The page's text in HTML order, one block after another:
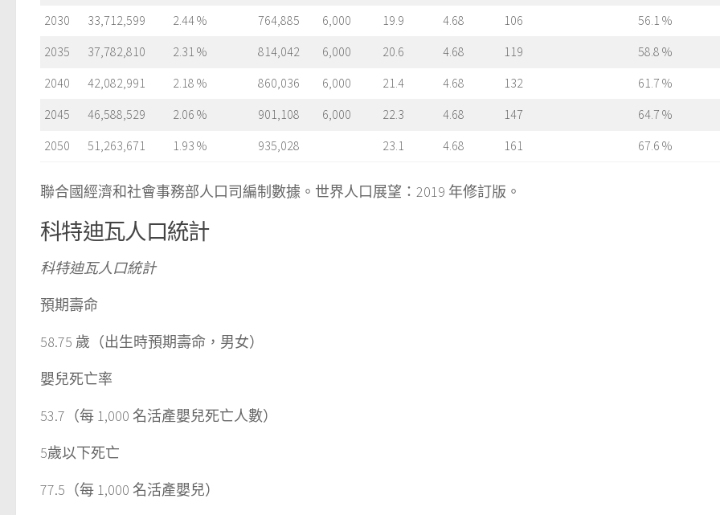
2030 33,712,599 2.44 % 764,885 6,000 19.9 4.68 106 56.1 %
2035 37,782,810 2.31 % 814,042 6,000 20.6 4.68 119 58.8 %
2040 42,082,991 2.18 % 860,036 6,000 21.4 4.68 132 61.7 %
2045 46,588,529 2.06 % 901,108 6,000 22.3 4.68 147 64.7 %
2050 51,263,671 1.93 % 935,028 23.1 4.68 161 67.6 %
聯合國經濟和社會事務部人口司編制數據。世界人口展望：2019 年修訂版。
科特迪瓦人口統計
科特迪瓦人口統計
預期壽命
58.75 歲（出生時預期壽命，男女）
嬰兒死亡率
53.7（每 1,000 名活產嬰兒死亡人數）
5歲以下死亡
77.5（每 1,000 名活產嬰兒）